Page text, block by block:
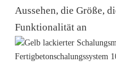
Aussehen, die Größe,
Funktionalität an